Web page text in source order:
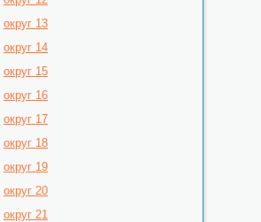
округ 13
округ 14
округ 15
округ 16
округ 17
округ 18
округ 19
округ 20
округ 21